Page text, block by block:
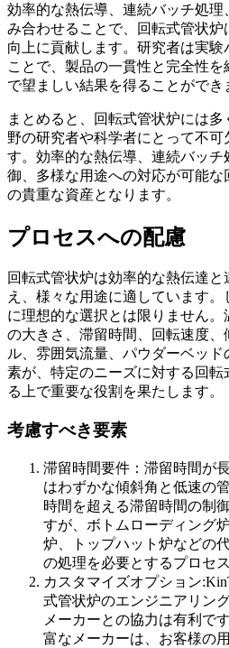
効率的な熱伝導、連続バッチ処
み合わせることで、回転式管状
向上に貢献します。研究者は実
ことで、製品の一貫性と完全性
で望ましい結果を得ることができ
まとめると、回転式管状炉には
野の研究者や科学者にとって不可
す。効率的な熱伝導、連続バッチ
御、多様な用途への対応が可能
の貴重な資産となります。
プロセスへの配慮
回転式管状炉は効率的な熱伝達
え、様々な用途に適しています
に理想的な選択とは限りません
の大きさ、滞留時間、回転速度、
ル、雰囲気流量、パウダーベッ
素が、特定のニーズに対する回
る上で重要な役割を果たします。
考慮すべき要素
滞留時間要件：滞留時間が
はわずかな傾斜角と低速の
時間を超える滞留時間の制
すが、ボトムローディング
炉、トップハット炉などの
の処理を必要とするプロセ
カスタマイズオプション
式管状炉のエンジニアリン
メーカーとの協力は有利で
富なメーカーは、お客様の